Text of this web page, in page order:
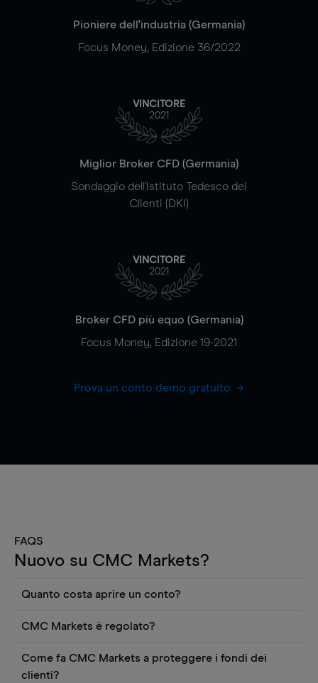
Pioniere dell'industria (Germania)
Focus Money, Edizione 36/2022
VINCITORE
2021
Miglior Broker CFD (Germania)
Sondaggio dell'Istituto Tedesco dei
Clienti (DKI)
VINCITORE
2021
Broker CFD più equo (Germania)
Focus Money, Edizione 19-2021
Prova un conto demo gratuito
FAQS
Nuovo su CMC Markets?
Quanto costa aprire un conto?
Puoi anche visualizzare gratuitamente i prezzi e
utilizzare strumenti come grafici, notizie Reuters
o rapporti quantitativi sui titoli azionari di
CMC Markets è regolato?
regolamentato dall'Autorità federale tedesca di
Come fa CMC Markets a proteggere i fondi dei
clienti?